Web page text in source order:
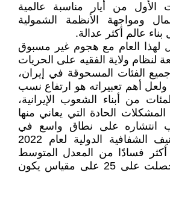
الأول من أيار مناسبة عالمية
ومواجهة الأنظمة الشمولية
عالم أكثر عدالة.
لهذا العام مع هجوم غير مسبوق
لنظام ولاية الفقيه على الحريات
الفئات المسحوقة في إيران،
ولعل أهم تعبيراته هو ارتفاع نسب
من أبناء الشعوب الإيرانية،
الحادة التي يعاني منها
انتشاره على نطاق واسع في
إيران، فقد وجد تصنيف الشفافية الدولية لعام 2022
أكثر فسادًا من المعدل المتوسط
إلى درجة ما، حيث حصلت على 25 على مقياس يكون